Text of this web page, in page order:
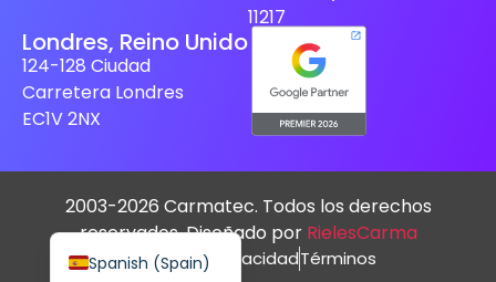
11217
Londres, Reino Unido
124-128 Ciudad
Carretera Londres
EC1V 2NX
2003-2026 Carmatec. Todos los derechos
reservados. Diseñado por RielesCarma
política de privacidadTérminos
Spanish (Spain)
English
French
Japanese